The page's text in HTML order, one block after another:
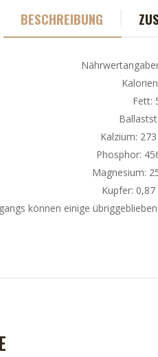
BESCHREIBUNG
Fett:
Kalzium:
Phosphor:
Magnesium:
Kupfer:
können einige